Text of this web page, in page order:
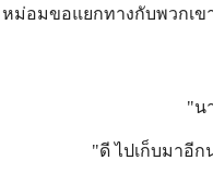
หม่อมขอแยกทางกับพวกเข
"น
"ดี ไปเก็บมาอี